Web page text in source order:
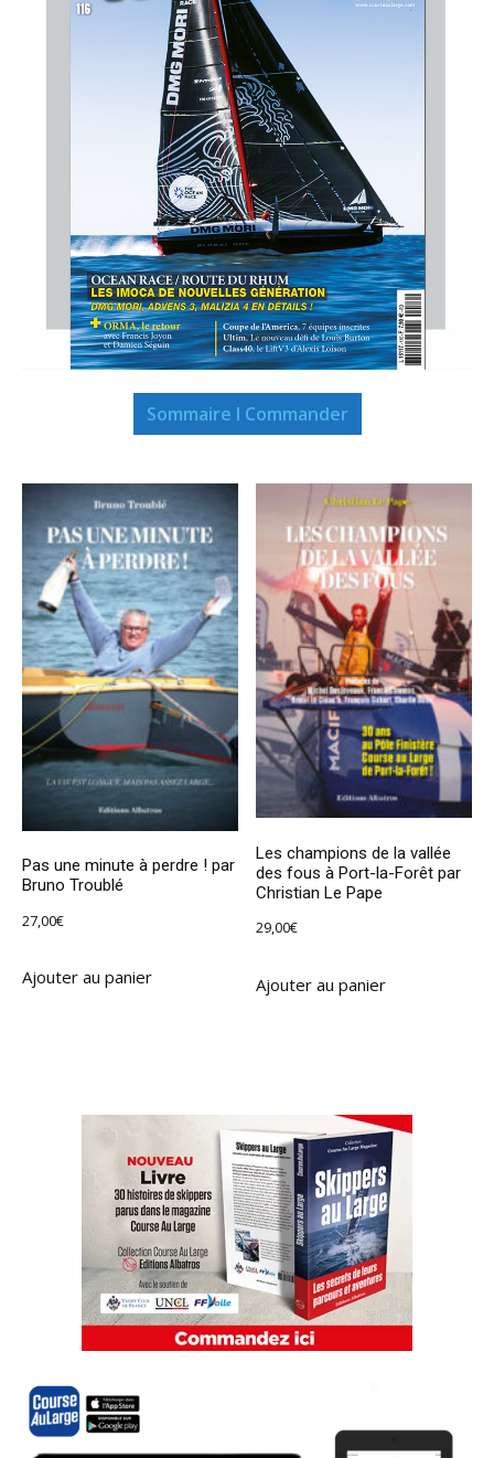
Sommaire I Commander
Pas une minute à perdre ! par
Bruno Troublé
27,00€
Ajouter au panier
Les champions de la vallée
des fous à Port-la-Forêt par
Christian Le Pape
29,00€
Ajouter au panier